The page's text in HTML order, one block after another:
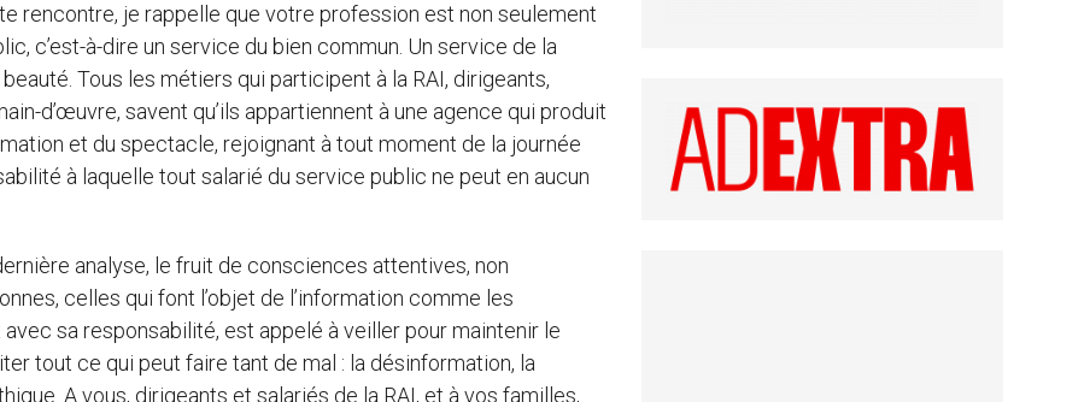
rencontre, je rappelle que votre profession est non seulement
c’est-à-dire un service du bien commun. Un service de la
Tous les métiers qui participent à la RAI, dirigeants,
d’œuvre, savent qu’ils appartiennent à une agence qui produit
et du spectacle, rejoignant à tout moment de la journée
à laquelle tout salarié du service public ne peut en aucun
analyse, le fruit de consciences attentives, non
celles qui font l’objet de l’information comme les
sa responsabilité, est appelé à veiller pour maintenir le
tout ce qui peut faire tant de mal : la désinformation, la
A vous, dirigeants et salariés de la RAI, et à vos familles,